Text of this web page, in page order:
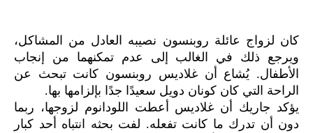
كان لزواج عائلة روبنسون نصيبه العادل من المشاكل،
ويرجع ذلك في الغالب إلى عدم تمكنهما من إنجاب
الأطفال. يُشاع أن غلاديس روبنسون كانت تبحث عن
الراحة التي كان كونان دويل سعيدًا جدًا بإلزامها بها.
يؤكد جاريك أن غلاديس أعطت اللودانوم لزوجها، ربما
دون أن تدرك ما كانت تفعله. لفت بحثه انتباه أحد كبار